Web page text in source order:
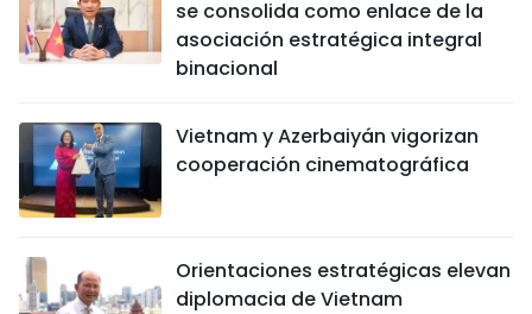
se consolida como enlace de la
asociación estratégica integral
binacional
Vietnam y Azerbaiyán vigorizan
cooperación cinematográfica
Orientaciones estratégicas elevan
diplomacia de Vietnam